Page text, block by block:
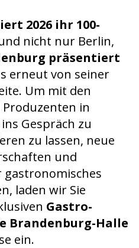
2026 ihr 100-
nicht nur Berlin,
präsentiert
erneut von seiner
Um mit den
in
Gespräch zu
zu lassen, neue
und
laden wir Sie
Gastro-
Brandenburg-Halle
ein.